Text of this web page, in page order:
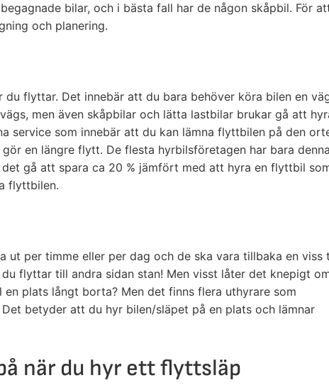
bilar, och i bästa fall har de någon skåpbil. För
och planering.
flyttar. Det innebär att du bara behöver köra bilen en
men även skåpbilar och lätta lastbilar brukar gå att
service som innebär att du kan lämna flyttbilen på den
en längre flytt. De flesta hyrbilsföretagen har bara denna
gå att spara ca 20 % jämfört med att hyra en flyttbil
flyttbilen.
ut per timme eller per dag och de ska vara tillbaka en viss
flyttar till andra sidan stan! Men visst låter det knepigt
plats långt borta? Men det finns flera uthyrare som
betyder att du hyr bilen/släpet på en plats och lämnar
när du hyr ett flyttsläp